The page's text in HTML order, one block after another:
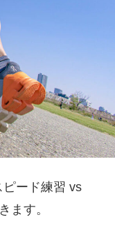
ード練習 vs
ます。